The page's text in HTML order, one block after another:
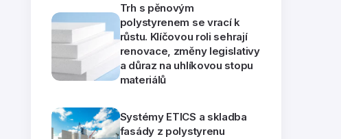
Trh s pěnovým
polystyrenem se vrací k
růstu. Klíčovou roli sehrají
renovace, změny legislativy
a důraz na uhlíkovou stopu
materiálů
Systémy ETICS a skladba
fasády z polystyrenu